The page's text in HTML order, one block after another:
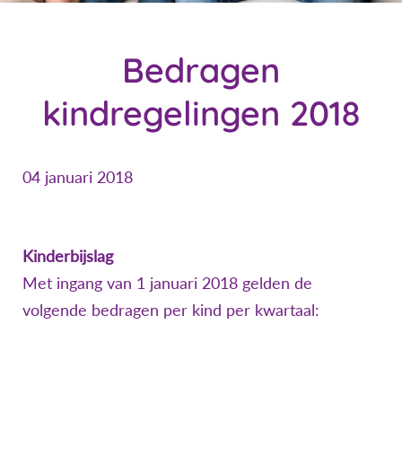
Bedragen
kindregelingen 2018
04 januari 2018
Kinderbijslag
Met ingang van 1 januari 2018 gelden de
volgende bedragen per kind per kwartaal: